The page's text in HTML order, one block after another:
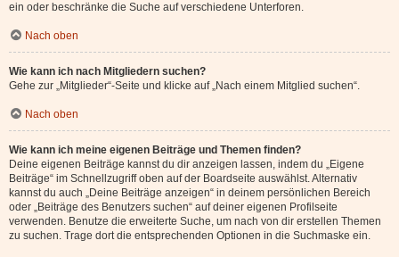
ein oder beschränke die Suche auf verschiedene Unterforen.
Nach oben
Wie kann ich nach Mitgliedern suchen?
Gehe zur „Mitglieder“-Seite und klicke auf „Nach einem Mitglied suchen“.
Nach oben
Wie kann ich meine eigenen Beiträge und Themen finden?
Deine eigenen Beiträge kannst du dir anzeigen lassen, indem du „Eigene
Beiträge“ im Schnellzugriff oben auf der Boardseite auswählst. Alternativ
kannst du auch „Deine Beiträge anzeigen“ in deinem persönlichen Bereich
oder „Beiträge des Benutzers suchen“ auf deiner eigenen Profilseite
verwenden. Benutze die erweiterte Suche, um nach von dir erstellen Themen
zu suchen. Trage dort die entsprechenden Optionen in die Suchmaske ein.